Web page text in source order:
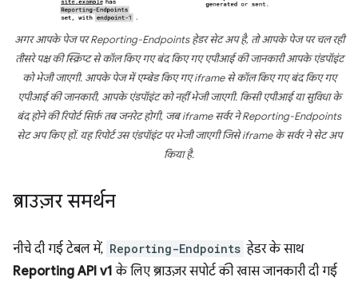
अगर आपके पेज पर Reporting-Endpoints हेडर सेट अप है, तो आपके पेज पर चल रही
तीसरे पक्ष की स्क्रिप्ट से कॉल किए गए बंद किए गए एपीआई की जानकारी आपके एंडपॉइंट
को भेजी जाएगी. आपके पेज में एम्बेड किए गए iframe से कॉल किए गए बंद किए गए
एपीआई की जानकारी, आपके एंडपॉइंट को नहीं भेजी जाएगी. किसी एपीआई या सुविधा के
बंद होने की रिपोर्ट सिर्फ़ तब जनरेट होगी, जब iframe सर्वर ने Reporting-Endpoints
सेट अप किए हों. यह रिपोर्ट उस एंडपॉइंट पर भेजी जाएगी जिसे iframe के सर्वर ने सेट अप
किया है.
ब्राउज़र समर्थन
नीचे दी गई टेबल में, Reporting-Endpoints हेडर के साथ
Reporting API v1 के लिए ब्राउज़र सपोर्ट की खास जानकारी दी गई